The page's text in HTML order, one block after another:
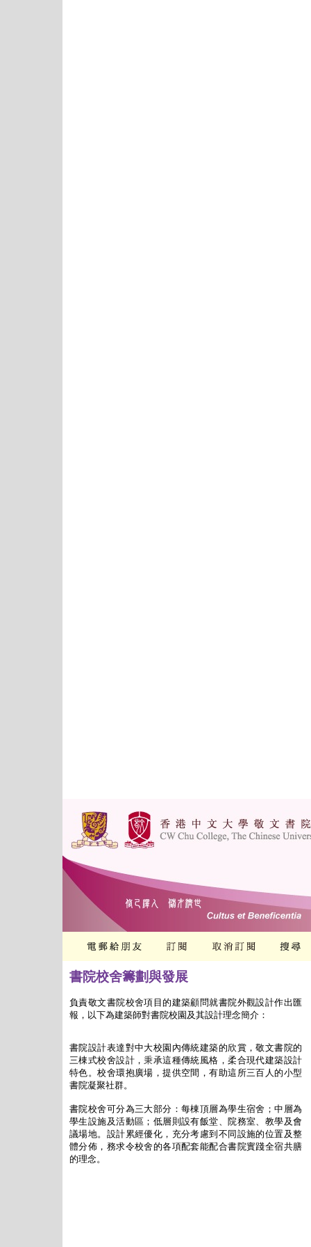
書院校舍籌劃與發展
負責敬文書院校舍項目的建築顧問就書院外觀設計作出匯
報，以下為建築師對書院校園及其設計理念簡介：
書院設計表達對中大校園內傳統建築的欣賞，敬文書院的
三棟式校舍設計，秉承這種傳統風格，柔合現代建築設計
特色。校舍環抱廣場，提供空間，有助這 所三百人的小型
書院凝聚社群。
書院校舍可分為三大部分：每棟頂層為學生宿舍；中層為
學生設施及活動區；低層則設有飯堂、院務室、教學及會
議場地。設計累經優化，充分考慮到不同設施的位置及整
體分佈，務求令校舍的各項配套能配合書院實踐全宿共膳
的理念。